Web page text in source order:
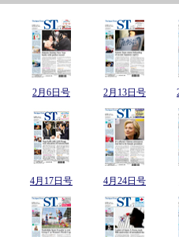
2月6日号 2月13日号
4月17日号 4月24日号